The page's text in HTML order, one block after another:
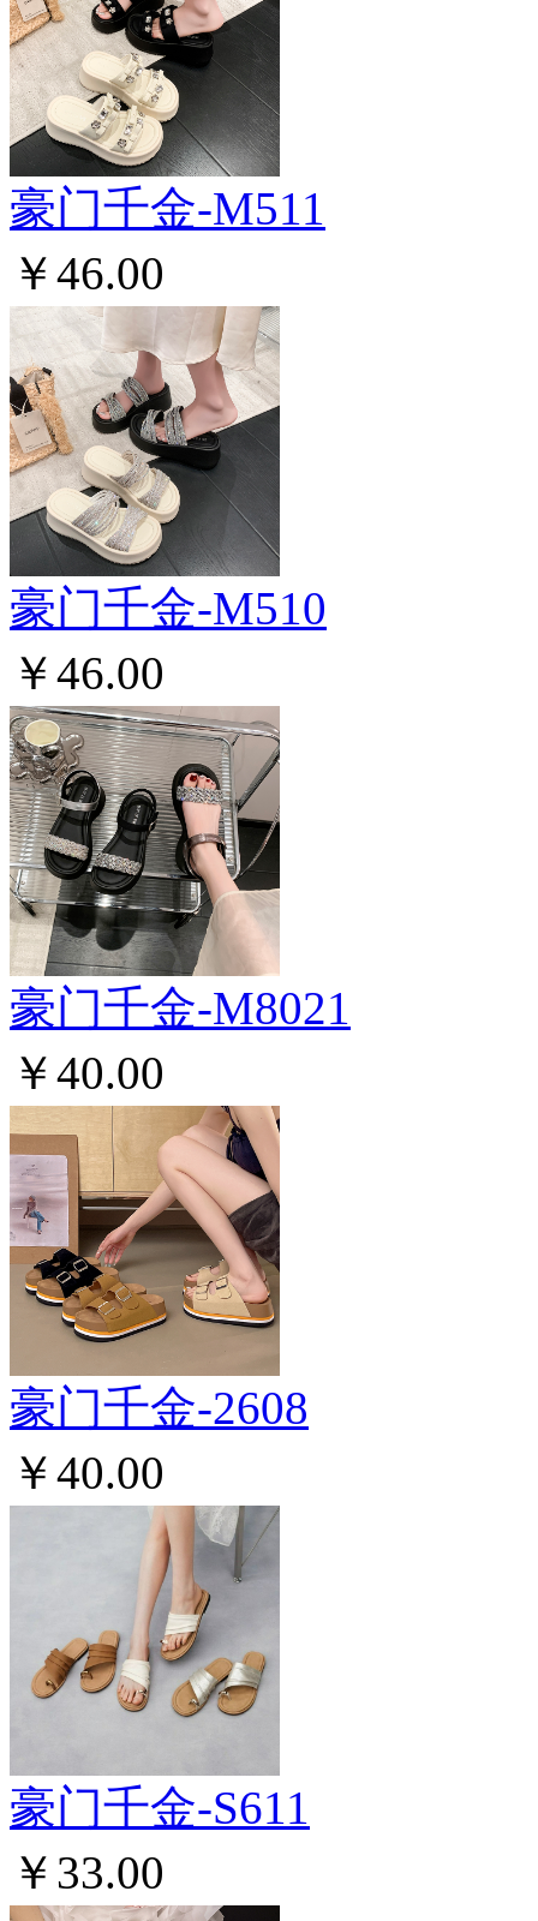
豪门千金-M511
￥46.00
豪门千金-M510
￥46.00
豪门千金-M8021
￥40.00
豪门千金-2608
￥40.00
豪门千金-S611
￥33.00